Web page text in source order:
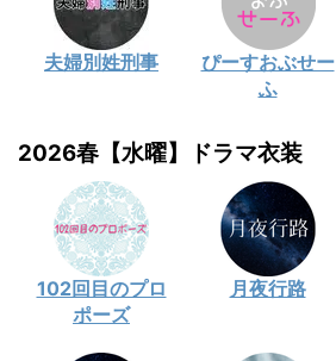
夫婦別姓刑事
ぴーすおぶせー
ふ
2026春【水曜】ドラマ衣装
102回目のプロ
ポーズ
月夜行路